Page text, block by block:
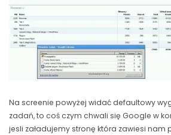
Na screenie powyżej widać defaultowy
zadań, to coś czym chwali się Google w
jesli załadujemy stronę która zawiesi nam